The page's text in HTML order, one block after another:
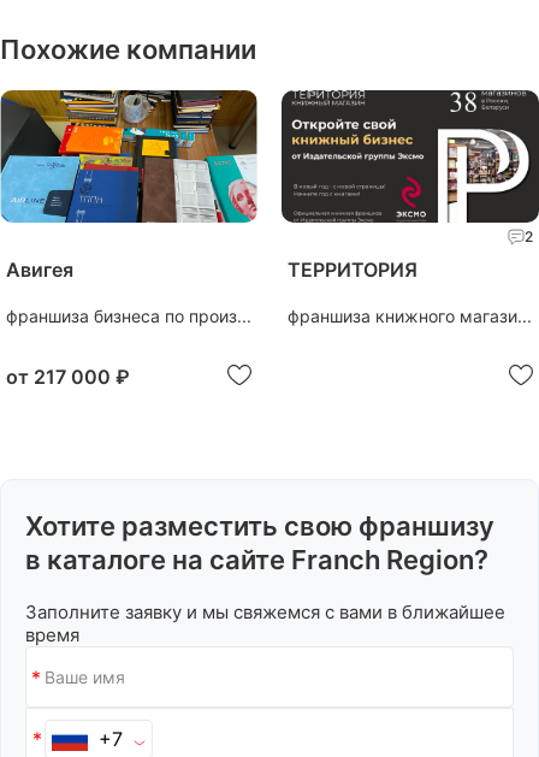
Похожие компании
Авигея
франшиза бизнеса по произ...
от 217 000 ₽
2
ТЕРРИТОРИЯ
франшиза книжного магази...
Хотите разместить свою франшизу
в каталоге на сайте Franch Region?
Заполните заявку и мы свяжемся с вами в ближайшее
время
+7